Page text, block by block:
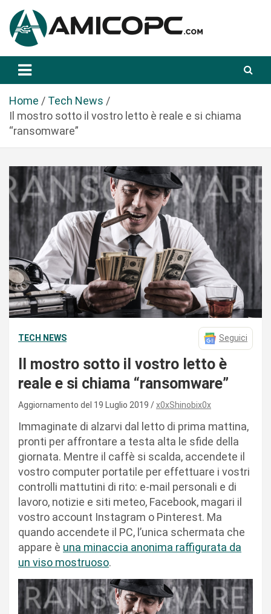
a
Amicopc.com
Home
Tech News
Il mostro sotto il vostro letto è reale e si chiama
“ransomware”
TECH NEWS Seguici
Il mostro sotto il vostro letto è
reale e si chiama “ransomware”
Aggiornamento del 19 Luglio 2019 x0xShinobix0x
Immaginate di alzarvi dal letto di prima mattina,
pronti per affrontare a testa alta le sfide della
giornata. Mentre il caffè si scalda, accendete il
vostro computer portatile per effettuare i vostri
controlli mattutini di rito: e-mail personali e di
lavoro, notizie e siti meteo, Facebook, magari il
vostro account Instagram o Pinterest. Ma
quando accendete il PC, l’unica schermata che
appare è una minaccia anonima raffigurata da
un viso mostruoso.